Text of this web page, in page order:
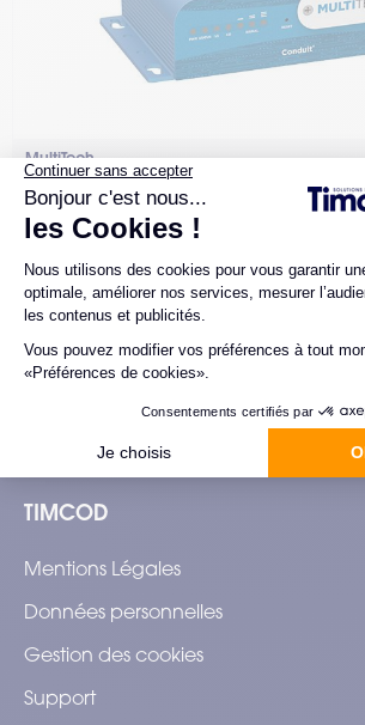
MultiTech
Passerelle de connexion LORA - COVERNET
Conduit
1 configuration possible.
Pluggez facilement cette passerelle de
CLOVERNET programmable au réseau. Elle
applications IoT dans l'industrie.
Comparer
TIMCOD
Mentions Légales
Données personnelles
Gestion des cookies
Support